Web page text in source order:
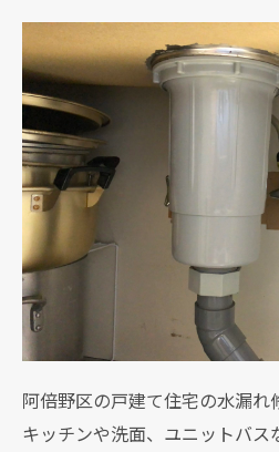
阿倍野区の戸建て住宅の水漏れ
キッチンや洗面、ユニットバス